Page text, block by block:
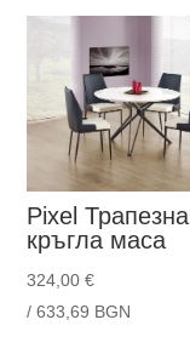
Pixel Трапезна
кръгла маса
324,00€
/ 633,69 BGN